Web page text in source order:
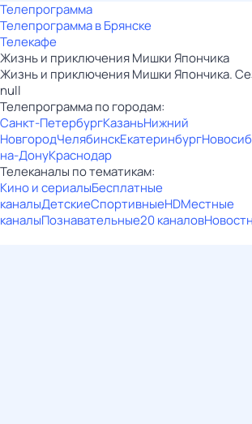
Телепрограмма
Телепрограмма в Брянске
Телекафе
Жизнь и приключения Мишки Япончика
Жизнь и приключения Мишки Япончика.
null
Телепрограмма по городам:
Санкт-ПетербургКазаньНижний
НовгородЧелябинскЕкатеринбург
на-ДонуКраснодар
Телеканалы по тематикам:
Кино и сериалыБесплатные
каналыДетскиеСпортивныеHDМестные
каналыПознавательные20 каналов